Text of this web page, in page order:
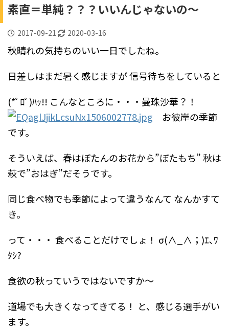
素直＝単純？？？いいんじゃないの～
2017-09-21 2020-03-16
秋晴れの気持ちのいい一日でしたね。
日差しはまだ暑く感じますが信号待ちをしていると
(*ﾟﾛﾟ)ﾊｯ!! こんなところに・・・曼珠沙華？！
お彼岸の季節
です。
そういえば、春はぼたんのお花から”ぼたもち”秋は
萩で”おはぎ”だそうです。
同じ食べ物でも季節によって違うなんて なんかすて
き。
って・・・ 食べることだけでしょ！ σ(∧_∧；)ｴ､ﾜ
ﾀｼ?
食欲の秋っていうではないですか～
道場でも大きくなってきてる！ と、感じる選手がい
ます。